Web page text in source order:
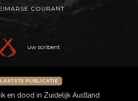
COURANT
uw scribent
LAATSTE PUBLICATIE
en dood in Zuidelijk Austland